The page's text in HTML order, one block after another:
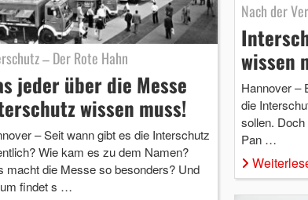
– Der Rote Hahn
jeder über die Messe
wissen muss!
– Seit wann gibt es die Interschutz
Wie kam es zu dem Namen?
macht die Messe so besonders? Und
findet s …
Nach der
wissen
Hannover –
die
sollen.
Pan …